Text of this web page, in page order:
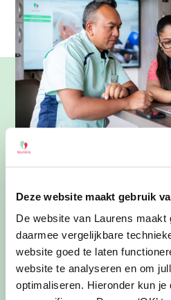
Deze website maakt gebruik
De website van Laurens maakt
daarmee vergelijkbare
website goed te laten
website te analyseren en om
optimaliseren. Hieronder kun
Kritisch
passende
“De zorg is de afgelopen
geworden. De grootste
personeelstekort. We